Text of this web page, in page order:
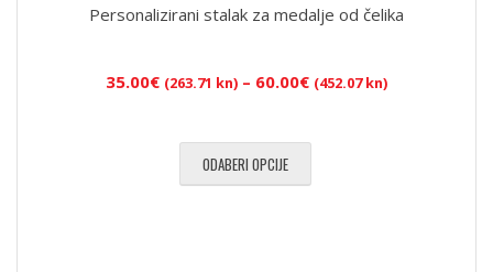
Personalizirani stalak za medalje od čelika
35.00€ (263.71 kn) – 60.00€ (452.07 kn)Raspon
ODABERI OPCIJE